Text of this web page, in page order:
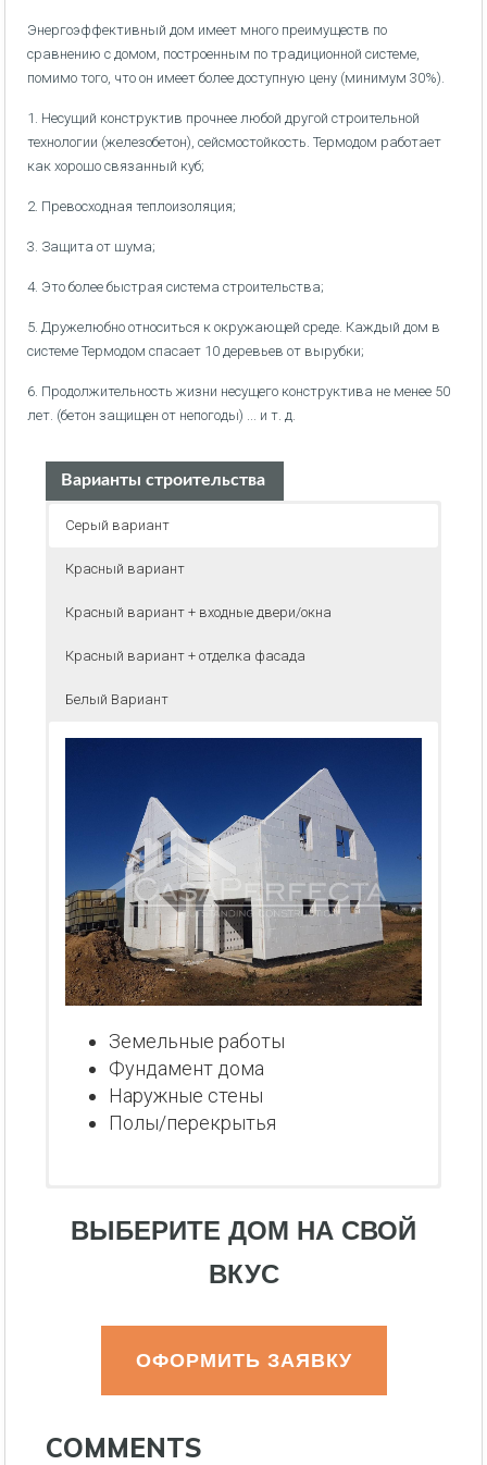
Энергоэффективный дом имеет много преимуществ по
сравнению с домом, построенным по традиционной системе,
помимо того, что он имеет более доступную цену (минимум 30%).
1. Несущий конструктив прочнее любой другой строительной
технологии (железобетон), сейсмостойкость. Термодом работает
как хорошо связанный куб;
2. Превосходная теплоизоляция;
3. Защита от шума;
4. Это более быстрая система строительства;
5. Дружелюбно относиться к окружающей среде. Каждый дом в
системе Термодом спасает 10 деревьев от вырубки;
6. Продолжительность жизни несущего конструктива не менее 50
лет. (бетон защищен от непогоды) ... и т. д.
Варианты строительства
Серый вариант
Красный вариант
Красный вариант + входные двери/окна
Красный вариант + отделка фасада
Белый Вариант
Земельные работы
Фундамент дома
Наружные стены
Полы/перекрытья
ВЫБЕРИТЕ ДОМ НА СВОЙ
ВКУС
ОФОРМИТЬ ЗАЯВКУ
COMMENTS